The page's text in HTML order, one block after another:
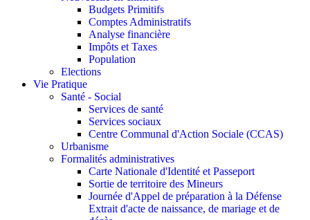
Budgets Primitifs
Comptes Administratifs
Analyse financière
Impôts et Taxes
Population
Elections
Vie Pratique
Santé - Social
Services de santé
Services sociaux
Centre Communal d'Action Sociale (CCAS)
Urbanisme
Formalités administratives
Carte Nationale d'Identité et Passeport
Sortie de territoire des Mineurs
Journée d'Appel de préparation à la Défense
Extrait d'acte de naissance, de mariage et de